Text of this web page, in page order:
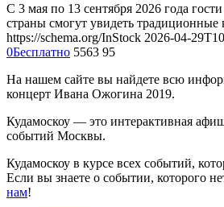
С 3 мая по 13 сентября 2026 года
страны смогут увидеть
https://schema.org/InStock 2026-04-
0Бесплатно 5563 95
На нашем сайте вы найдете всю
концерт Ивана Ожогина 2019.
Кудамоскоу — это интерактивная
событий Москвы.
Кудамоскоу в курсе всех событий,
Если вы знаете о событии, которого
нам!